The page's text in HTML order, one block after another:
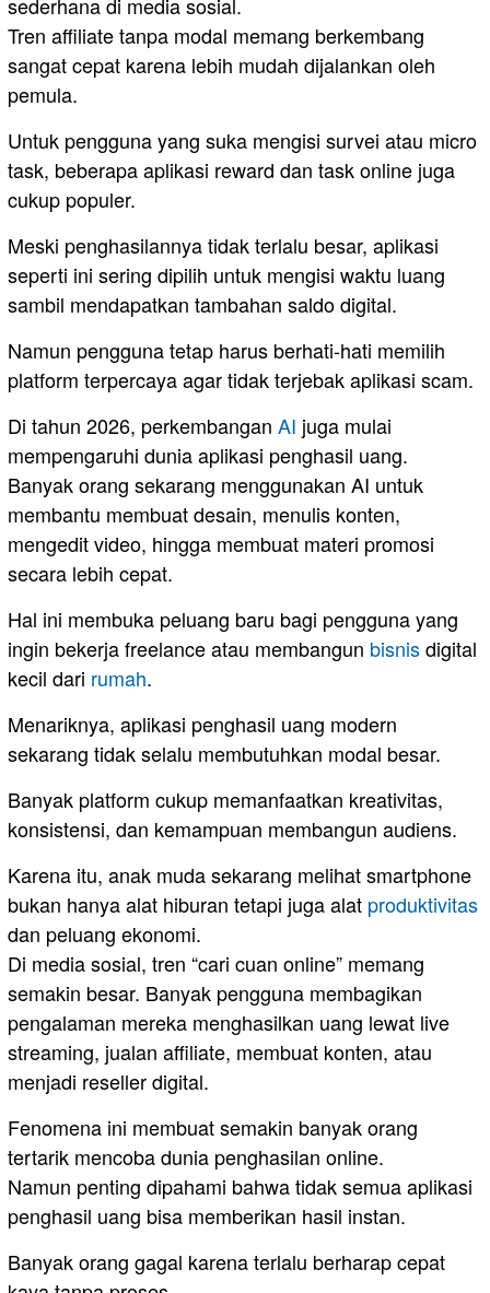
Tren affiliate tanpa modal memang berkembang
sangat cepat karena lebih mudah dijalankan oleh
pemula.
Untuk pengguna yang suka mengisi survei atau micro
task, beberapa aplikasi reward dan task online juga
cukup populer.
Meski penghasilannya tidak terlalu besar, aplikasi
seperti ini sering dipilih untuk mengisi waktu luang
sambil mendapatkan tambahan saldo digital.
Namun pengguna tetap harus berhati-hati memilih
platform terpercaya agar tidak terjebak aplikasi scam.
Di tahun 2026, perkembangan AI juga mulai
mempengaruhi dunia aplikasi penghasil uang.
Banyak orang sekarang menggunakan AI untuk
membantu membuat desain, menulis konten,
mengedit video, hingga membuat materi promosi
secara lebih cepat.
Hal ini membuka peluang baru bagi pengguna yang
ingin bekerja freelance atau membangun bisnisdigital
kecil dari rumah.
Menariknya, aplikasi penghasil uang modern
sekarang tidak selalu membutuhkan modal besar.
Banyak platform cukup memanfaatkan kreativitas,
konsistensi, dan kemampuan membangun audiens.
Karena itu, anak muda sekarang melihat smartphone
bukan hanya alat hiburan tetapi juga alat produktivitas
dan peluang ekonomi.
Di media sosial, tren “cari cuan online” memang
semakin besar. Banyak pengguna membagikan
pengalaman mereka menghasilkan uang lewat live
streaming, jualan affiliate, membuat konten, atau
menjadi reseller digital.
Fenomena ini membuat semakin banyak orang
tertarik mencoba dunia penghasilan online.
Namun penting dipahami bahwa tidak semua aplikasi
penghasil uang bisa memberikan hasil instan.
Banyak orang gagal karena terlalu berharap cepat